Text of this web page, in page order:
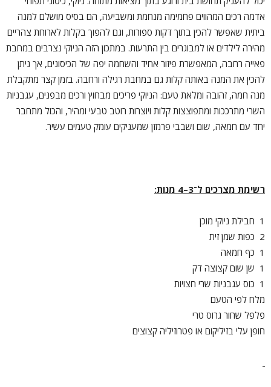
אדמה רכים המהווים פחמימה מנחמת ומשביעה, הם בסיס מושלם למנה
ביתית שאפשר להכין בתוך דקות ספורות, וגם להפוך בקלות לארוחת צהריים
מהירה לילדים או למבוגרים בין התרעות. במתכון הזה הניוקי נצרבים במחבת
פאייה רחבה, המאפשרת פיזור אחיד והשחמה יפה של הכיסונים, אך ניתן
להכין את המנה באותה קלות גם במחבת רגילה ורחבה. בזמן קצר מתקבלת
מנה חמה, זהובה ומלאת טעם: הניוקי פריכים מבחוץ ורכים מבפנים, עגבניות
השרי מתרככות ומתפוצצות קלות ויוצרות רוטב טבעי ומהיר, והכול מתחבר
יחד עם חמאה, שום ושבבי פרמזן שמעניקים עומק טעמים עשיר.
רשימת מצרכים ל־3–4 מנות :
1 חבילת ניוקי מוכן
2 כפות שמן זית
1 כף חמאה
1 שן שום קצוצה דק
1 כוס עגבניות שרי חצויות
מלח לפי הטעם
פלפל שחור גרוס טרי
חופן עלי בזיליקום או פטרוזיליה קצוצים